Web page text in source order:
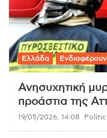
Ελλάδα Ενδιαφέρουν
Ανησυχητική
προάστια της
19/05/2026, 14:08 Politic